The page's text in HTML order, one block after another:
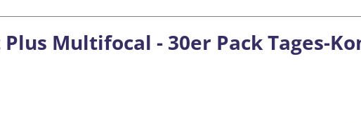
Multifocal - 30er Pack Tages-